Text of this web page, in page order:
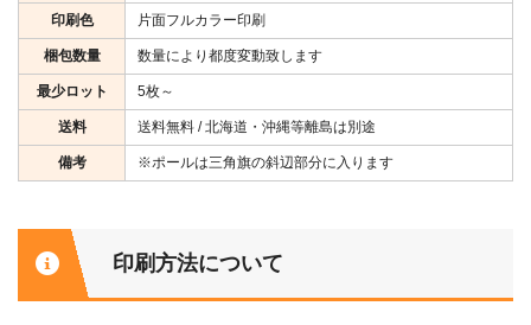
印刷色 片面フルカラー印刷
梱包数量 数量により都度変動致します
最少ロット 5枚～
送料 送料無料 / 北海道・沖縄等離島は別途
備考 ※ポールは三角旗の斜辺部分に入ります
印刷方法について